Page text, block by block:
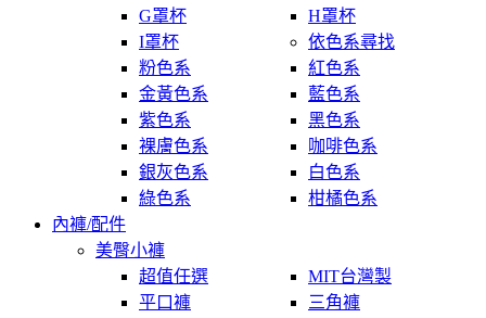
G罩杯
H罩杯
I罩杯
依色系尋找
粉色系
紅色系
金黃色系
藍色系
紫色系
黑色系
裸膚色系
咖啡色系
銀灰色系
白色系
綠色系
柑橘色系
內褲/配件
美臀小褲
超值任選
MIT台灣製
平口褲
三角褲